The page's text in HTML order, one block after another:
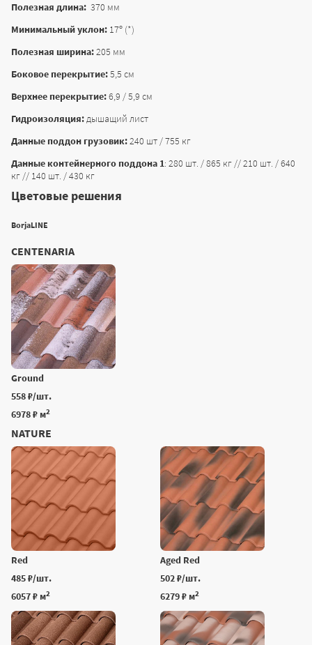
Полезная длина: 370 мм
Минимальный уклон: 17º (*)
Полезная ширина:205 мм
Боковое перекрытие:5,5 см
Верхнее перекрытие:6,9 / 5,9 см
Гидроизоляция:дышащий лист
Данные поддон грузовик:240 шт / 755 кг
Данные контейнерного поддона 1: 280 шт. / 865 кг // 210 шт. / 640
кг // 140 шт. / 430 кг
Цветовые решения
BorjaLINE
CENTENARIA
Ground
558 ₽/шт.
6978 ₽ м2
NATURE
Red
485 ₽/шт.
6057 ₽ м2
Aged Red
502 ₽/шт.
6279 ₽ м2